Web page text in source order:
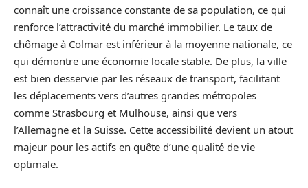
connaît une croissance constante de sa population, ce qui
renforce l’attractivité du marché immobilier. Le taux de
chômage à Colmar est inférieur à la moyenne nationale, ce
qui démontre une économie locale stable. De plus, la ville
est bien desservie par les réseaux de transport, facilitant
les déplacements vers d’autres grandes métropoles
comme Strasbourg et Mulhouse, ainsi que vers
l’Allemagne et la Suisse. Cette accessibilité devient un atout
majeur pour les actifs en quête d’une qualité de vie
optimale.